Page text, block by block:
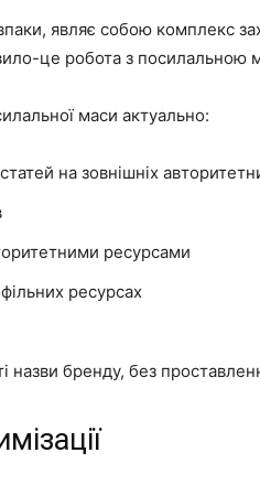
являє собою комплекс
це робота з посилальною
маси актуально:
на зовнішніх
ресурсами
ресурсах
назви бренду, без